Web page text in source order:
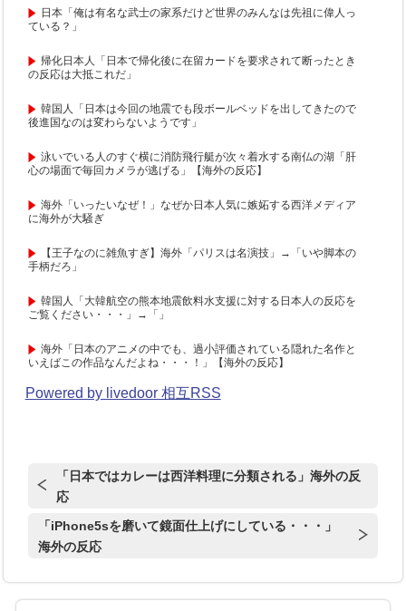
日本「俺は有名な武士の家系だけど世界のみんなは先祖に偉人っ
ている？」
帰化日本人「日本で帰化後に在留カードを要求されて断ったとき
の反応は大抵これだ」
韓国人「日本は今回の地震でも段ボールベッドを出してきたので
後進国なのは変わらないようです」
泳いでいる人のすぐ横に消防飛行艇が次々着水する南仏の湖「肝
心の場面で毎回カメラが逃げる」【海外の反応】
海外「いったいなぜ！」なぜか日本人気に嫉妬する西洋メディア
に海外が大騒ぎ
【王子なのに雑魚すぎ】海外「パリスは名演技」→「いや脚本の
手柄だろ」
韓国人「大韓航空の熊本地震飲料水支援に対する日本人の反応を
ご覧ください・・・」→「」
海外「日本のアニメの中でも、過小評価されている隠れた名作と
いえばこの作品なんだよね・・・！」【海外の反応】
Powered by livedoor 相互RSS
「日本ではカレーは西洋料理に分類される」海外の反
応
「iPhone5sを磨いて鏡面仕上げにしている・・・」
海外の反応